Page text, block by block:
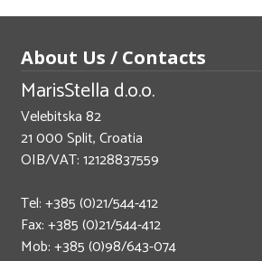
About Us / Contacts
MarisStella d.o.o.
Velebitska 82
21 000 Split, Croatia
OIB/VAT: 12128837559
Tel: +385 (0)21/544-412
Fax: +385 (0)21/544-412
Mob: +385 (0)98/643-074